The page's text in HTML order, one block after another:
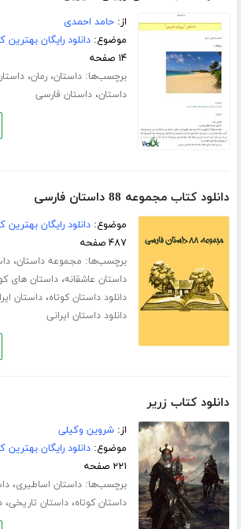
از:حامد احمدی
موضوع:دانلود رایگان
۱۴ صفحه
برچسب‌ها:داستان،رمان،
داستان،داستان فارسی
دانلود کتاب مجموعه 88 داستان فارسی
موضوع:دانلود رایگان
۴۸۷ صفحه
برچسب‌ها: مجموعه داستان،
داستان عاشقانه،داستان های
دانلود داستان کوتاه،داستان
دانلود داستان ایرانی
دانلود کتاب زریر
از:شروین وکیلی
موضوع:دانلود رایگان
۲۲۱ صفحه
برچسب‌ها:داستان اساطیری،
داستان کوتاه،داستان تاریخی،